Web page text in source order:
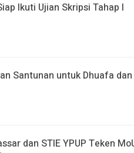
Ikuti Ujian Skripsi Tahap I
Santunan untuk Dhuafa dan
dan STIE YPUP Teken